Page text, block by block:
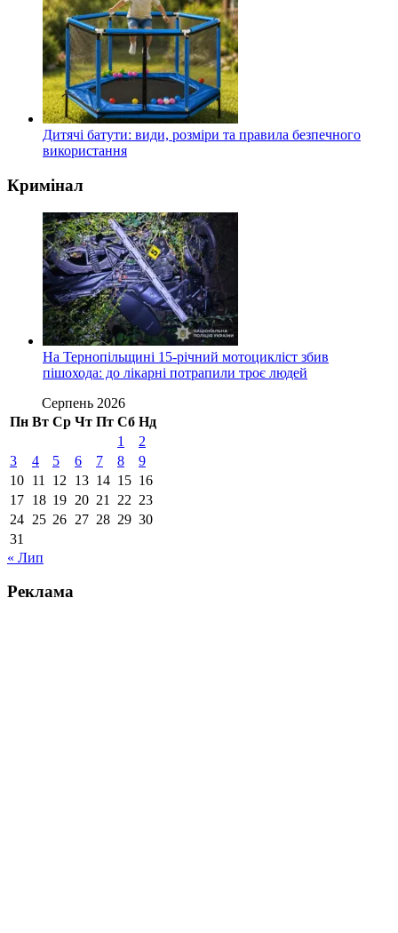
Дитячі батути: види, розміри та правила безпечного
використання
Кримінал
На Тернопільщині 15-річний мотоцикліст збив
пішохода: до лікарні потрапили троє людей
Серпень 2026
Пн Вт Ср Чт Пт Сб Нд
1
2
3
4 5 6 7 8
9
10 11 12 13 14 15 16
17 18 19 20 21 22 23
24 25 26 27 28 29 30
31
« Лип
Реклама